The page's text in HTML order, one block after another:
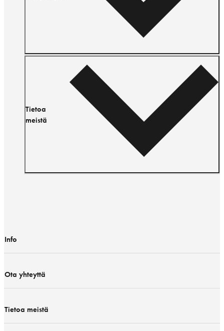
Tietoa
meistä
Info
Ota yhteyttä
Tietoa meistä